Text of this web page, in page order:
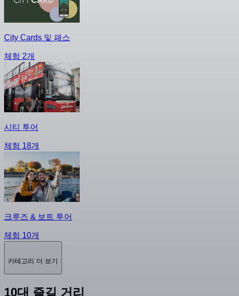
City Cards 및 패스
체험 2개
시티 투어
체험 18개
크루즈 & 보트 투어
체험 10개
카테고리 더 보기
10대 즐길 거리